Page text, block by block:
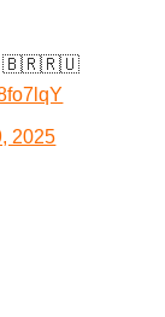
🇧🇷🇷🇺
2025